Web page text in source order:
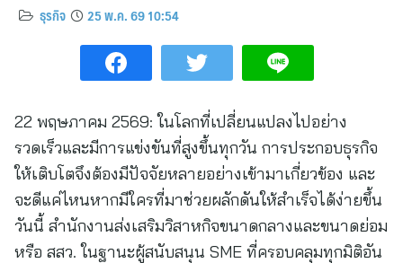
ธุรกิจ 25 พ.ค. 69 10:54
22 พฤษภาคม 2569: ในโลกที่เปลี่ยนแปลงไปอย่าง
รวดเร็วและมีการแข่งขันที่สูงขึ้นทุกวัน การประกอบธุรกิจ
ให้เติบโตจึงต้องมีปัจจัยหลายอย่างเข้ามาเกี่ยวข้อง และ
จะดีแค่ไหนหากมีใครที่มาช่วยผลักดันให้สำเร็จได้ง่ายขึ้น
วันนี้ สำนักงานส่งเสริมวิสาหกิจขนาดกลางและขนาดย่อม
หรือ สสว. ในฐานะผู้สนับสนุน SME ที่ครอบคลุมทุกมิติอัน